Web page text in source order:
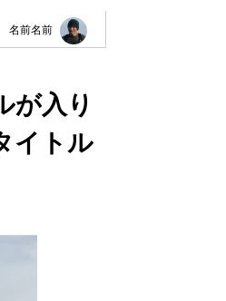
名前名前
が入り
イトル